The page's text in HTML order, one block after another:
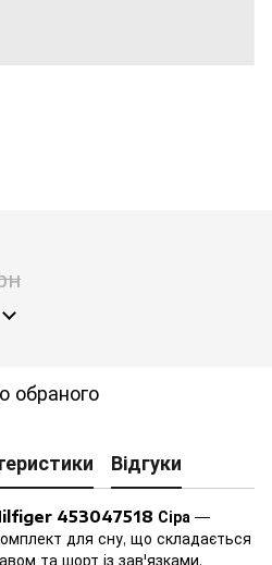
обраного
Відгуки
453047518 Сіра —
для сну, що складається
та шорт із зав'язками,